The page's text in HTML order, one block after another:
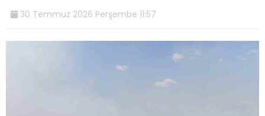
30 Temmuz 2026 Perşembe 11:57